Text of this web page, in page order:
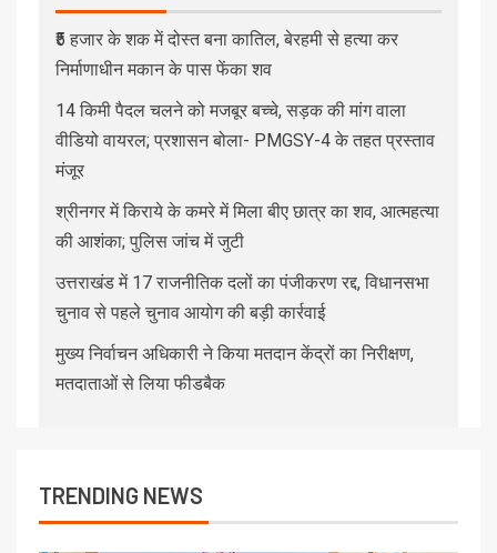
₹5 हजार के शक में दोस्त बना कातिल, बेरहमी से हत्या कर
निर्माणाधीन मकान के पास फेंका शव
14 किमी पैदल चलने को मजबूर बच्चे, सड़क की मांग वाला
वीडियो वायरल; प्रशासन बोला- PMGSY-4 के तहत प्रस्ताव
मंजूर
श्रीनगर में किराये के कमरे में मिला बीए छात्र का शव, आत्महत्या
की आशंका; पुलिस जांच में जुटी
उत्तराखंड में 17 राजनीतिक दलों का पंजीकरण रद्द, विधानसभा
चुनाव से पहले चुनाव आयोग की बड़ी कार्रवाई
मुख्य निर्वाचन अधिकारी ने किया मतदान केंद्रों का निरीक्षण,
मतदाताओं से लिया फीडबैक
TRENDING NEWS